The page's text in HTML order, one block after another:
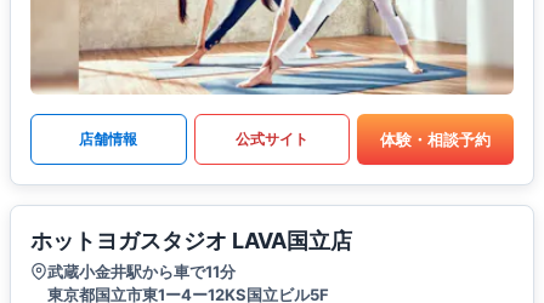
店舗情報 公式サイト 体験・相談予約
ホットヨガスタジオ LAVA国立店
武蔵小金井駅から車で11分
東京都国立市東1ー4ー12KS国立ビル5F